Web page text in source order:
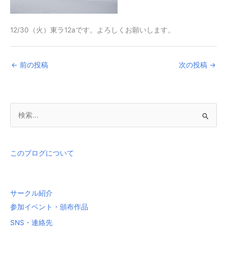
12/30（火）東ラ12aです。よろしくお願いします。
← 前の投稿 次の投稿 →
象
このブログについて
サークル紹介
参加イベント・頒布作品
SNS・連絡先